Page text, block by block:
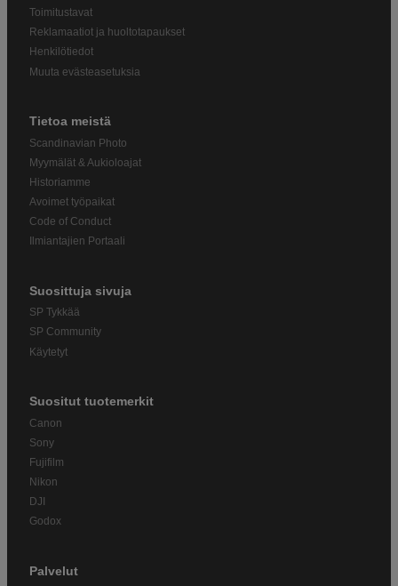
Toimitustavat
Reklamaatiot ja huoltotapaukset
Henkilötiedot
Muuta evästeasetuksia
Tietoa meistä
Scandinavian Photo
Myymälät & Aukioloajat
Historiamme
Avoimet työpaikat
Code of Conduct
Ilmiantajien Portaali
Suosittuja sivuja
SP Tykkää
SP Community
Käytetyt
Suositut tuotemerkit
Canon
Sony
Fujifilm
Nikon
DJI
Godox
Palvelut